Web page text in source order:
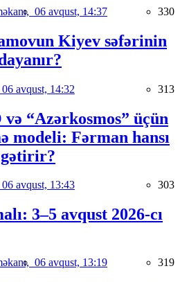
06 avqust, 14:37 330
Kiyev səfərinin
06 avqust, 14:32 313
“Azərkosmos” üçün
modeli: Fərman hansı
06 avqust, 13:43 303
3–5 avqust 2026-cı
06 avqust, 13:19 319